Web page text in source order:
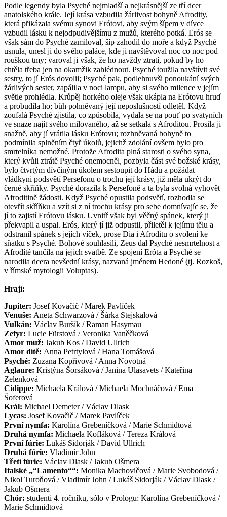
Podle legendy byla Psyché nejmladší a nejkrásnější ze tří dcer
anatolského krále. Její krása vzbudila žárlivost bohyně Afrodity,
která přikázala svému synovi Erótovi, aby svým šípem v dívce
vzbudil lásku k nejodpudivějšímu z mužů, kterého potká. Erós se
však sám do Psyché zamiloval, šíp zahodil do moře a když Psyché
usnula, unesl ji do svého paláce, kde ji navštěvoval noc co noc pod
rouškou tmy; varoval ji však, že ho navždy ztratí, pokud by ho
chtěla třeba jen na okamžik zahlédnout. Psyché toužila navštívit své
sestry, to jí Erós dovolil; Psyché pak, podlehnuvši ponoukání svých
žárlivých sester, zapálila v noci lampu, aby si svého milence v jejím
světle prohlédla. Krůpěj horkého oleje však ukápla na Erótovu hruď
a probudila ho; bůh pohněvaný její neposlušností odletěl. Když
zoufalá Psyché zjistila, co způsobila, vydala se na pouť po svatyních
ve snaze najít svého milovaného, až se setkala s Afroditou. Prosila ji
snažně, aby jí vrátila lásku Erótovu; rozhněvaná bohyně to
podmínila splněním čtyř úkolů, jejichž zdolání ovšem bylo pro
smrtelníka nemožné. Protože Afrodita plná starosti o svého syna,
který kvůli ztrátě Psyché onemocněl, pozbyla část své božské krásy,
bylo čtvrtým dívčiným úkolem sestoupit do Hádu a požádat
vládkyni podsvětí Persefonu o trochu její krásy, již měla ukrýt do
černé skříňky. Psyché dorazila k Persefoně a ta byla svolná vyhovět
Afroditině žádosti. Když Psyché opustila podsvětí, rozhodla se
otevřít skříňku a vzít si z ní trochu krásy pro sebe domnívajíc se, že
jí to zajistí Erótovu lásku. Uvnitř však byl věčný spánek, který ji
překvapil a uspal. Erós, který jí již odpustil, přiletěl k jejímu tělu a
odstranil spánek s jejích víček, prose Dia i Afroditu o svolení ke
sňatku s Psyché. Bohové souhlasili, Zeus dal Psyché nesmrtelnost a
Afrodíté tančila na jejich svatbě. Ze spojení Eróta a Psyché se
narodila dcera nevšední krásy, nazvaná jménem Hedoné (tj. Rozkoš,
v římské mytologii Voluptas).
Hrají:
Jupiter: Josef Kovačič / Marek Pavlíček
Venuše: Aneta Schwarzová / Šárka Stejskalová
Vulkán: Václav Buršík / Raman Hasymau
Zefyr: Lucie Fürstová / Veronika Vaněčková
Amor muž: Jakub Kos / David Ullrich
Amor dítě: Anna Petrtylová / Hana Tomášová
Psyché: Zuzana Kopřivová / Anna Novotná
Aglaure: Kristýna Šorsáková / Janina Ulasavets / Kateřina
Zelenková
Cidippe: Michaela Králová / Michaela Mochnáčová / Ema
Šoferová
Král: Michael Demeter / Václav Dlask
Lycas: Josef Kovačič / Marek Pavlíček
První nymfa: Karolína Grebeníčková / Marie Schmidtová
Druhá nymfa: Michaela Kofláková / Tereza Králová
První fúrie: Lukáš Sidorják / David Ullrich
Druhá fúrie: Vladimír John
Třetí fúrie: Václav Dlask / Jakub Ošmera
Italské „“Lamento““: Monika Machovičová / Marie Svobodová /
Nikol Turoňová / Vladimír John / Lukáš Sidorják / Václav Dlask /
Jakub Ošmera
Chór: studenti 4. ročníku, sólo v Prologu: Karolína Grebeníčková /
Marie Schmidtová